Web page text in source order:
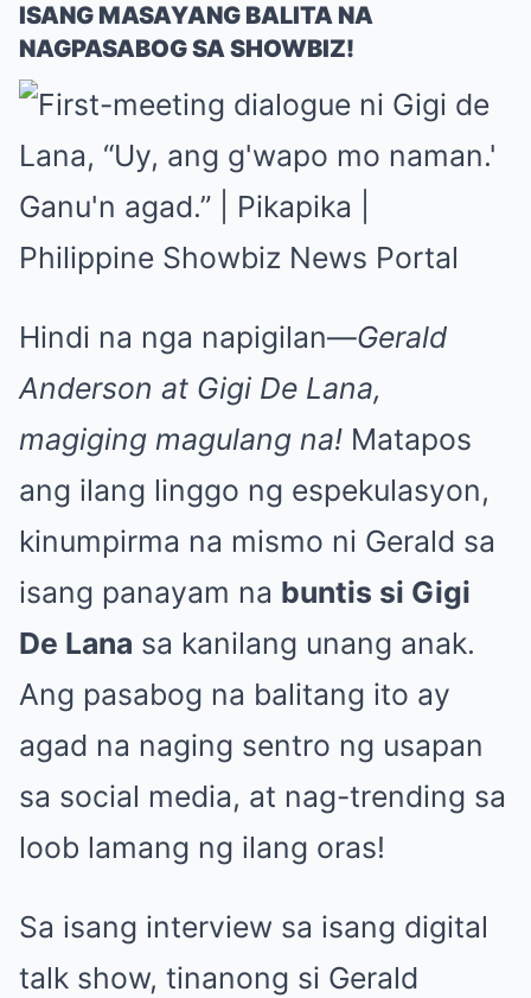
ISANG MASAYANG BALITA NA
NAGPASABOG SA SHOWBIZ!
Hindi na nga napigilan—Gerald
Anderson at Gigi De Lana,
magiging magulang na! Matapos
ang ilang linggo ng espekulasyon,
kinumpirma na mismo ni Gerald sa
isang panayam na buntis si Gigi
De Lana sa kanilang unang anak.
Ang pasabog na balitang ito ay
agad na naging sentro ng usapan
sa social media, at nag-trending sa
loob lamang ng ilang oras!
Sa isang interview sa isang digital
talk show, tinanong si Gerald